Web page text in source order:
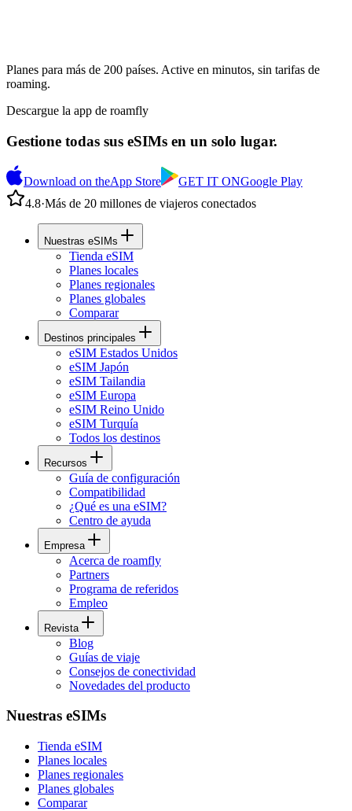
Planes para más de 200 países. Active en minutos, sin tarifas de
roaming.
Descargue la app de roamfly
Gestione todas sus eSIMs en un solo lugar.
Download on theApp Store GET IT ONGoogle Play
4.8·Más de 20 millones de viajeros conectados
Nuestras eSIMs
Tienda eSIM
Planes locales
Planes regionales
Planes globales
Comparar
Destinos principales
eSIM Estados Unidos
eSIM Japón
eSIM Tailandia
eSIM Europa
eSIM Reino Unido
eSIM Turquía
Todos los destinos
Recursos
Guía de configuración
Compatibilidad
¿Qué es una eSIM?
Centro de ayuda
Empresa
Acerca de roamfly
Partners
Programa de referidos
Empleo
Revista
Blog
Guías de viaje
Consejos de conectividad
Novedades del producto
Nuestras eSIMs
Tienda eSIM
Planes locales
Planes regionales
Planes globales
Comparar